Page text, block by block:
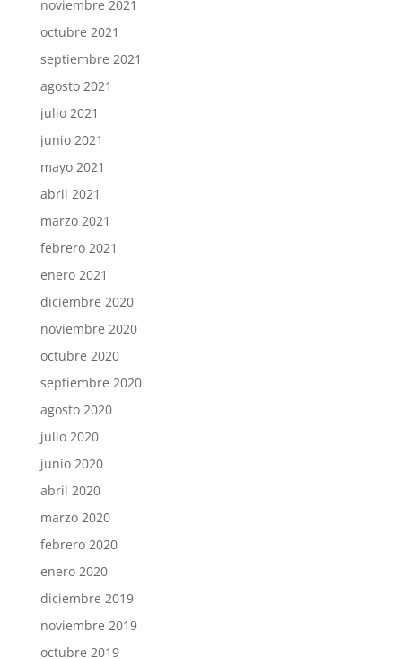
noviembre 2021
octubre 2021
septiembre 2021
agosto 2021
julio 2021
junio 2021
mayo 2021
abril 2021
marzo 2021
febrero 2021
enero 2021
diciembre 2020
noviembre 2020
octubre 2020
septiembre 2020
agosto 2020
julio 2020
junio 2020
abril 2020
marzo 2020
febrero 2020
enero 2020
diciembre 2019
noviembre 2019
octubre 2019